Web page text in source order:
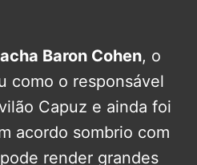
Baron Cohen, o
como o responsável
Capuz e ainda foi
acordo sombrio com
render grandes